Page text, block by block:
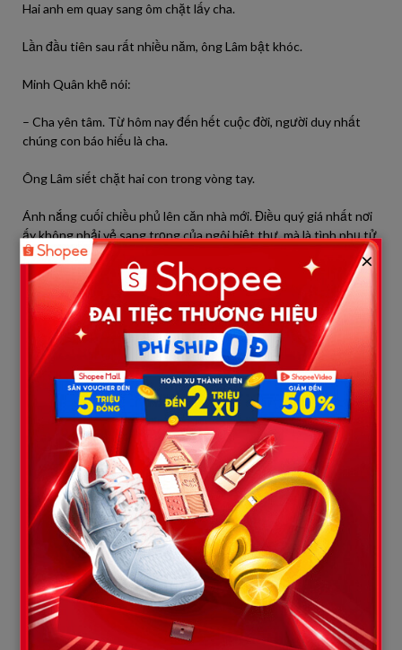
Hai anh em quay sang ôm chặt lấy cha.
Lần đầu tiên sau rất nhiều năm, ông Lâm bật khóc.
Minh Quân khẽ nói:
– Cha yên tâm. Từ hôm nay đến hết cuộc đời, người duy nhất
chúng con báo hiếu là cha.
Ông Lâm siết chặt hai con trong vòng tay.
Ánh nắng cuối chiều phủ lên căn nhà mới. Điều quý giá nhất nơi
ấy không phải vẻ sang trọng của ngôi biệt thự, mà là tình phụ tử
được gìn giữ bằng gần ba mươi năm hy sinh, yêu thương và lòng
biết ơn không bao giờ phai nhạt.
Sau khi chiếc xe chở bà Thanh khuất hẳn ở cuối con đường, bầu
không khí trong buổi tân gia dần trở lại bình thường. Thế nhưng,
trong lòng mỗi người có mặt hôm ấy vẫn còn nguyên những cảm
xúc khó diễn tả.
Ông Lâm đứng lặng trước hiên nhà rất lâu. Ánh mắt ông hướng
về con đường vừa có chiếc taxi đi qua, không phải vì còn lưu
luyến người phụ nữ đã từng là vợ mình, mà bởi bao ký ức tưởng
chừng đã ngủ yên bỗng ùa về như cơn sóng dữ.
Minh Quân khẽ đặt tay lên vai cha.
– Cha vào nhà nghỉ một chút đi. Mọi chuyện đã kết thúc rồi.
Ông Lâm khẽ gật đầu, nhưng đôi mắt vẫn đỏ hoe.
– Cha không buồn vì bà ấy trở về. Cha chỉ thấy tiếc… Nếu ngày
đó bà ấy chịu ở lại, có lẽ các con đã có một tuổi thơ đủ đầy hơn.
×